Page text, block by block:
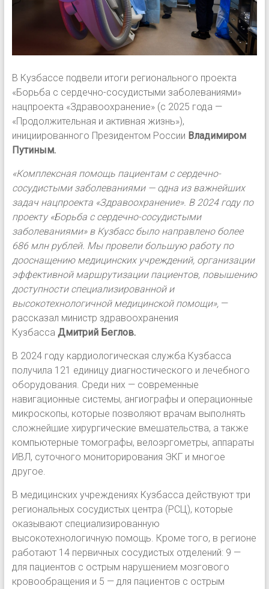
В Кузбассе подвели итоги регионального проекта
«Борьба с сердечно-сосудистыми заболеваниями»
нацпроекта «Здравоохранение» (с 2025 года —
«Продолжительная и активная жизнь»),
инициированного Президентом России Владимиром
Путиным.
«Комплексная помощь пациентам с сердечно-
сосудистыми заболеваниями — одна из важнейших
задач нацпроекта «Здравоохранение». В 2024 году по
проекту «Борьба с сердечно-сосудистыми
заболеваниями» в Кузбасс было направлено более
686 млн рублей. Мы провели большую работу по
дооснащению медицинских учреждений, организации
эффективной маршрутизации пациентов, повышению
доступности специализированной и
высокотехнологичной медицинской помощи», —
рассказал министр здравоохранения
Кузбасса Дмитрий Беглов.
В 2024 году кардиологическая служба Кузбасса
получила 121 единицу диагностического и лечебного
оборудования. Среди них — современные
навигационные системы, ангиографы и операционные
микроскопы, которые позволяют врачам выполнять
сложнейшие хирургические вмешательства, а также
компьютерные томографы, велоэргометры, аппараты
ИВЛ, суточного мониторирования ЭКГ и многое
другое.
В медицинских учреждениях Кузбасса действуют три
региональных сосудистых центра (РСЦ), которые
оказывают специализированную
высокотехнологичную помощь. Кроме того, в регионе
работают 14 первичных сосудистых отделений: 9 —
для пациентов с острым нарушением мозгового
кровообращения и 5 — для пациентов с острым